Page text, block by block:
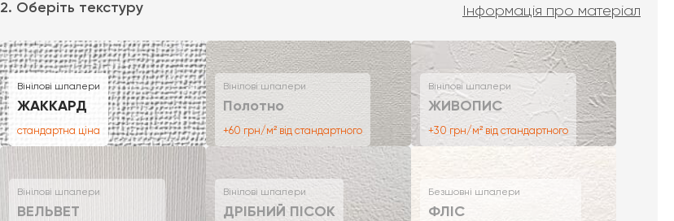
2. Оберіть текстуру Інформація про матеріал
Вінілові шпалери
ЖАККАРД
стандартна ціна
Вінілові шпалери
Полотно
+60 грн/м² від стандартного
Вінілові шпалери
ЖИВОПИС
+30 грн/м² від стандартного
Вінілові шпалери
ВЕЛЬВЕТ
Вінілові шпалери
ДРІБНИЙ ПІСОК
Безшовні шпалери
ФЛІС